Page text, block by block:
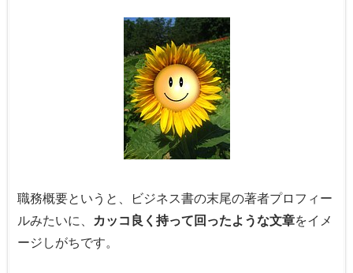
職務概要というと、ビジネス書の末尾の著者プロフィー
ルみたいに、
カッコ良く持って回ったような文章をイメ
ージしがちです。